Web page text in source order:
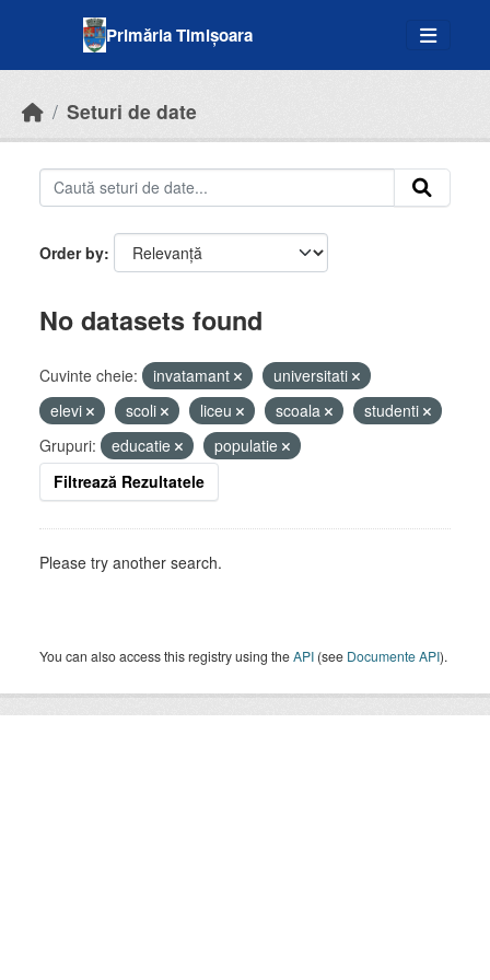
Primăria Timișoara
Seturi de date
Order by
No datasets found
Cuvinte cheie: invatamant
universitati
elevi
scoli liceu scoala
studenti
Grupuri:
educatie
populatie
Filtrează Rezultatele
Please try another search.
You can also access this registry using theAPI (see Documente API).